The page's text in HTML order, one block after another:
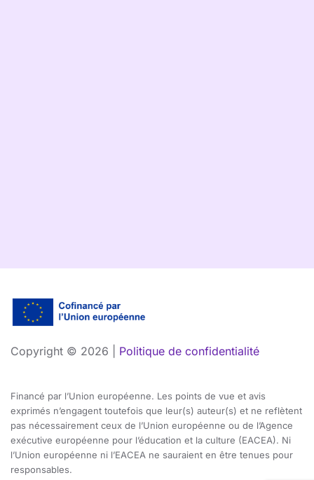
Copyright © 2026 | Politique de confidentialité
Financé par l’Union européenne. Les points de vue et avis
exprimés n’engagent toutefois que leur(s) auteur(s) et ne reflètent
pas nécessairement ceux de l’Union européenne ou de l’Agence
exécutive européenne pour l’éducation et la culture (EACEA). Ni
l’Union européenne ni l’EACEA ne sauraient en être tenues pour
responsables.